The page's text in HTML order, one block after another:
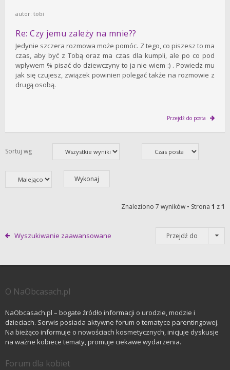
autor: tobi
Re: Czy jemu zależy na mnie??
Jedynie szczera rozmowa może pomóc. Z tego, co piszesz to ma
czas, aby być z Tobą oraz ma czas dla kumpli, ale po co pod
wpływem % pisać do dziewczyny to ja nie wiem :) . Powiedz mu
jak się czujesz, związek powinien polegać także na rozmowie z
drugą osobą.
Przejdź do posta
Sortuj wg
Znaleziono 7 wyników • Strona 1 z1
Wyszukiwanie zaawansowane Przejdź do
O NaObcasach.pl
NaObcasach.pl – bogate źródło informacji o urodzie, modzie i
dzieciach. Serwis posiada aktywne forum o tematyce parentingowej.
Na bieżąco informuje o nowościach kosmetycznych, inicjuje dyskusje
na ważne kobiece tematy, promuje ciekawe wydarzenia.
Forum dla kobiet